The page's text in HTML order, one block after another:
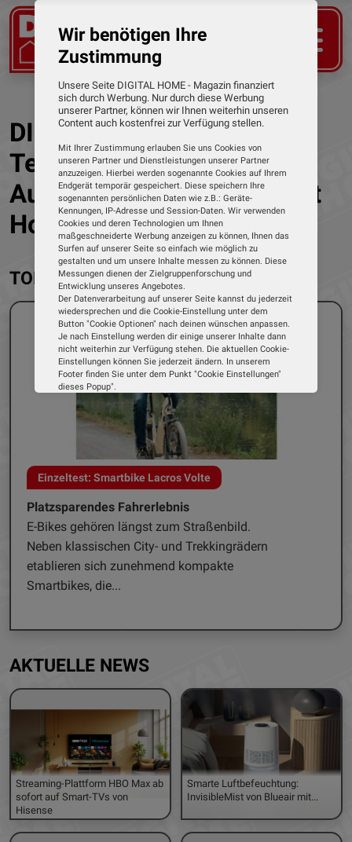
DIGITAL HOME - Das
Testmagazin für digitale
Audio-Produkte und Smart
Home
TOP THEMEN
Mähroboter Sunseeker V1 für kleine Flächen
Smarter Kleingärtner
In kaum einer Maschinen-Gattung geht die
Entwicklung so schnell von statten, wie bei den
Rasenrobotern. Insbesondere bei der
Navigation im...
AKTUELLE NEWS
Streaming-Plattform HBO Max ab
sofort auf Smart-TVs von
Hisense
Smarte Luftbefeuchtung:
InvisibleMist von Blueair mit...
Wir benötigen Ihre
Zustimmung
Unsere Seite DIGITAL HOME - Magazin finanziert
sich durch Werbung. Nur durch diese Werbung
unserer Partner, können wir Ihnen weiterhin unseren
Content auch kostenfrei zur Verfügung stellen.
Mit Ihrer Zustimmung erlauben Sie uns Cookies von
unseren Partner und Dienstleistungen unserer Partner
anzuzeigen. Hierbei werden sogenannte Cookies auf Ihrem
Endgerät temporär gespeichert. Diese speichern Ihre
sogenannten persönlichen Daten wie z.B.: Geräte-
Kennungen, IP-Adresse und Session-Daten. Wir verwenden
Cookies und deren Technologien um Ihnen
maßgeschneiderte Werbung anzeigen zu können, Ihnen das
Surfen auf unserer Seite so einfach wie möglich zu
gestalten und um unsere Inhalte messen zu können. Diese
Messungen dienen der Zielgruppenforschung und
Entwicklung unseres Angebotes.
Der Datenverarbeitung auf unserer Seite kannst du jederzeit
wiedersprechen und die Cookie-Einstellung unter dem
Button "Cookie Optionen" nach deinen wünschen anpassen.
Je nach Einstellung werden dir einige unserer Inhalte dann
nicht weiterhin zur Verfügung stehen. Die aktuellen Cookie-
Einstellungen können Sie jederzeit ändern. In unserem
Footer finden Sie unter dem Punkt "Cookie Einstellungen"
dieses Popup".
Wir verwenden Cookies, um Ihnen die bestmögliche
Erfahrung auf unserer Website zu bieten. Erfahren Sie mehr
darüber, wie wir Cookies verwenden und wie Sie Ihre
Einstellungen ändern können.
Alle Cookies akzeptieren
Cookie Optionen
Impressum Datenschutz